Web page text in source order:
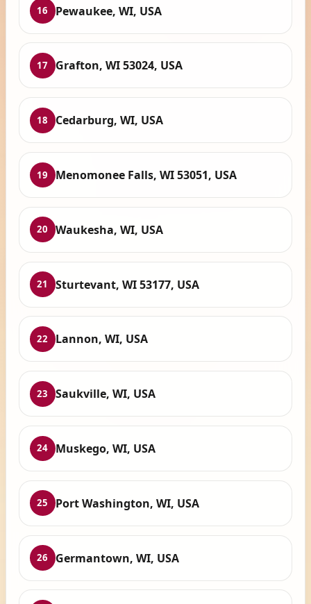
16 Pewaukee, WI, USA
17 Grafton, WI 53024, USA
18 Cedarburg, WI, USA
19 Menomonee Falls, WI 53051, USA
20 Waukesha, WI, USA
21 Sturtevant, WI 53177, USA
22 Lannon, WI, USA
23 Saukville, WI, USA
24 Muskego, WI, USA
25 Port Washington, WI, USA
26 Germantown, WI, USA